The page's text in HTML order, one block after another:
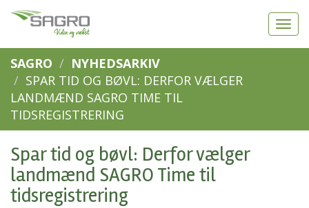
SAGRO
NYHEDSARKIV
SPAR TID OG BØVL: DERFOR VÆLGER
LANDMÆND SAGRO TIME TIL
TIDSREGISTRERING
Spar tid og bøvl: Derfor vælger
landmænd SAGRO Time til
tidsregistrering